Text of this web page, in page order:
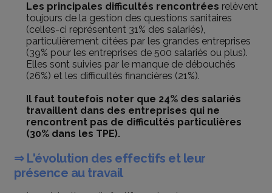
Les principales difficultés rencontrées relèvent
toujours de la gestion des questions sanitaires
(celles-ci représentent 31% des salariés),
particulièrement citées par les grandes entreprises
(39% pour les entreprises de 500 salariés ou plus).
Elles sont suivies par le manque de débouchés
(26%) et les difficultés financières (21%).
Il faut toutefois noter que 24% des salariés
travaillent dans des entreprises qui ne
rencontrent pas de difficultés particulières
(30% dans les TPE).
⇒ L'évolution des effectifs et leur
présence au travail